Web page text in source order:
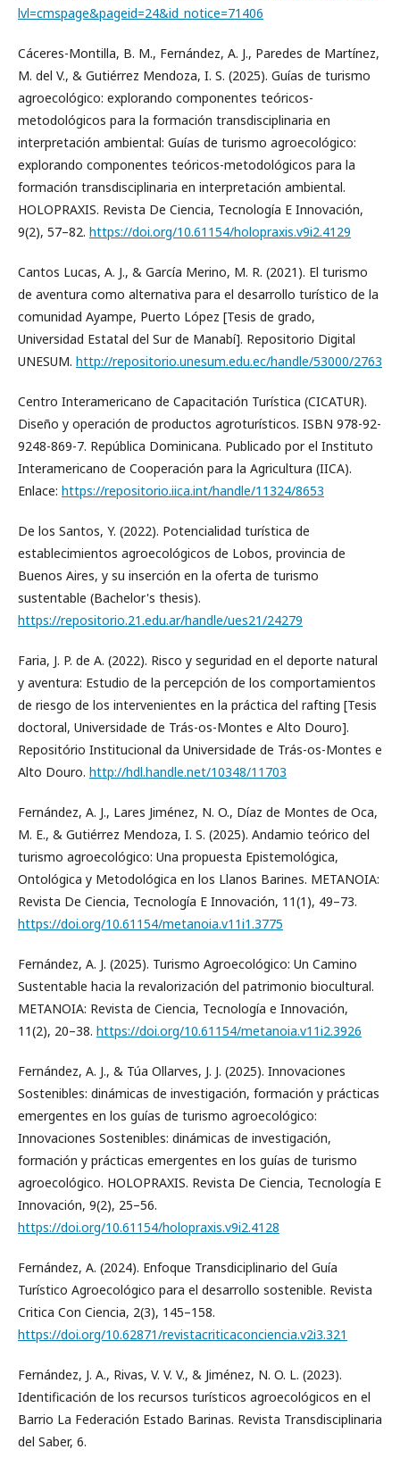
lvl=cmspage&pageid=24&id_notice=71406
Cáceres-Montilla, B. M., Fernández, A. J., Paredes de Martínez,
M. del V., & Gutiérrez Mendoza, I. S. (2025). Guías de turismo
agroecológico: explorando componentes teóricos-
metodológicos para la formación transdisciplinaria en
interpretación ambiental: Guías de turismo agroecológico:
explorando componentes teóricos-metodológicos para la
formación transdisciplinaria en interpretación ambiental.
HOLOPRAXIS. Revista De Ciencia, Tecnología E Innovación,
9(2), 57–82. https://doi.org/10.61154/holopraxis.v9i2.4129
Cantos Lucas, A. J., & García Merino, M. R. (2021). El turismo
de aventura como alternativa para el desarrollo turístico de la
comunidad Ayampe, Puerto López [Tesis de grado,
Universidad Estatal del Sur de Manabí]. Repositorio Digital
UNESUM. http://repositorio.unesum.edu.ec/handle/53000/2763
Centro Interamericano de Capacitación Turística (CICATUR).
Diseño y operación de productos agroturísticos. ISBN 978-92-
9248-869-7. República Dominicana. Publicado por el Instituto
Interamericano de Cooperación para la Agricultura (IICA).
Enlace: https://repositorio.iica.int/handle/11324/8653
De los Santos, Y. (2022). Potencialidad turística de
establecimientos agroecológicos de Lobos, provincia de
Buenos Aires, y su inserción en la oferta de turismo
sustentable (Bachelor's thesis).
https://repositorio.21.edu.ar/handle/ues21/24279
Faria, J. P. de A. (2022). Risco y seguridad en el deporte natural
y aventura: Estudio de la percepción de los comportamientos
de riesgo de los intervenientes en la práctica del rafting [Tesis
doctoral, Universidade de Trás-os-Montes e Alto Douro].
Repositório Institucional da Universidade de Trás-os-Montes e
Alto Douro. http://hdl.handle.net/10348/11703
Fernández, A. J., Lares Jiménez, N. O., Díaz de Montes de Oca,
M. E., & Gutiérrez Mendoza, I. S. (2025). Andamio teórico del
turismo agroecológico: Una propuesta Epistemológica,
Ontológica y Metodológica en los Llanos Barines. METANOIA:
Revista De Ciencia, Tecnología E Innovación, 11(1), 49–73.
https://doi.org/10.61154/metanoia.v11i1.3775
Fernández, A. J. (2025). Turismo Agroecológico: Un Camino
Sustentable hacia la revalorización del patrimonio biocultural.
METANOIA: Revista de Ciencia, Tecnología e Innovación,
11(2), 20–38. https://doi.org/10.61154/metanoia.v11i2.3926
Fernández, A. J., & Túa Ollarves, J. J. (2025). Innovaciones
Sostenibles: dinámicas de investigación, formación y prácticas
emergentes en los guías de turismo agroecológico:
Innovaciones Sostenibles: dinámicas de investigación,
formación y prácticas emergentes en los guías de turismo
agroecológico. HOLOPRAXIS. Revista De Ciencia, Tecnología E
Innovación, 9(2), 25–56.
https://doi.org/10.61154/holopraxis.v9i2.4128
Fernández, A. (2024). Enfoque Transdiciplinario del Guía
Turístico Agroecológico para el desarrollo sostenible. Revista
Critica Con Ciencia, 2(3), 145–158.
https://doi.org/10.62871/revistacriticaconciencia.v2i3.321
Fernández, J. A., Rivas, V. V. V., & Jiménez, N. O. L. (2023).
Identificación de los recursos turísticos agroecológicos en el
Barrio La Federación Estado Barinas. Revista Transdisciplinaria
del Saber, 6.